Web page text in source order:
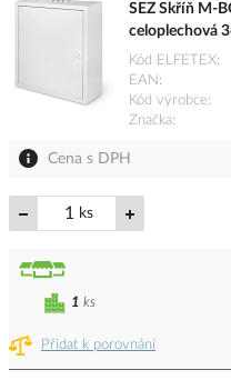
SEZ Skříň M-
celoplechová
Kód ELFETEX
EAN
Kód výrobce
Značka
Cena s DPH
ks
Přidat k porovnání
1 ks